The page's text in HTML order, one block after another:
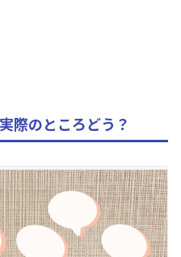
際のところどう？